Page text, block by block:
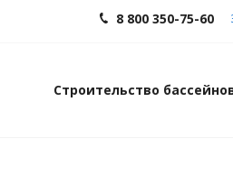
8 800 350-75-60
Строительство